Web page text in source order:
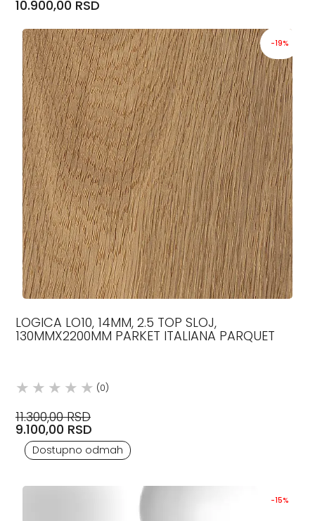
10.900,00 RSD
-19%
LOGICA LO10, 14MM, 2.5 TOP SLOJ,
130MMX2200MM PARKET ITALIANA PARQUET
(0)
11.300,00 RSD
9.100,00 RSD
Dostupno odmah
-15%